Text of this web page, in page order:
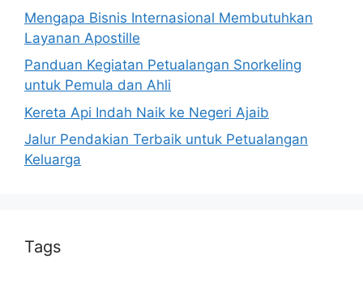
Mengapa Bisnis Internasional Membutuhkan
Layanan Apostille
Panduan Kegiatan Petualangan Snorkeling
untuk Pemula dan Ahli
Kereta Api Indah Naik ke Negeri Ajaib
Jalur Pendakian Terbaik untuk Petualangan
Keluarga
Tags